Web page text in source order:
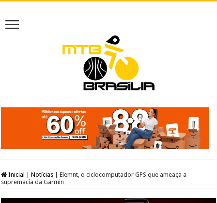
Inicial Notícias
Elemnt, o ciclocomputador GPS que ameaça a
supremacia da Garmin